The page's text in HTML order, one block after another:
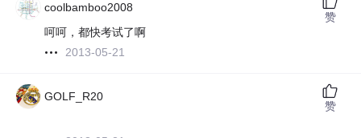
coolbamboo2008
呵呵，都快考试了啊
2013-05-21
赞
GOLF_R20
赞